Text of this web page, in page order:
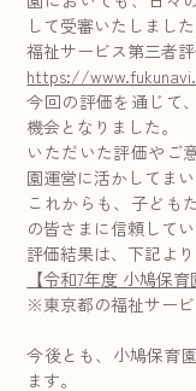
して受審いたしました
福祉サービス第三者
https://
今回の評価を通じて
機会となりました。
いただいた評価やご
園運営に活かしてまい
これからも、子ども
の皆さまに信頼して
評価結果は、下記よ
【令和7年度 小鳩保
※東京都の福祉サービ
今後とも、小鳩保育
ます。